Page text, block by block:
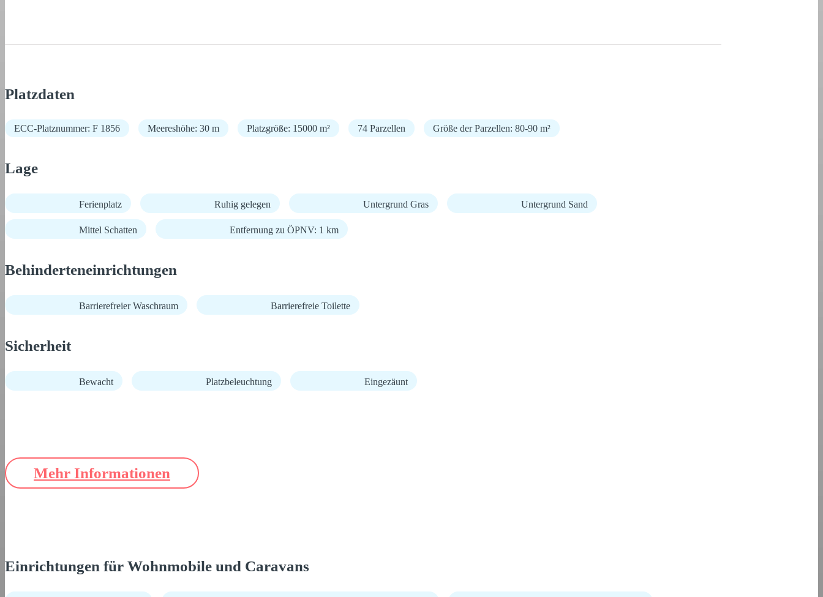
Platzdaten
ECC-Platznummer: F 1856 Meereshöhe: 30 m Platzgröße: 15000 m² 74 Parzellen Größe der Parzellen: 80-90 m²
Lage
Ferienplatz Ruhig gelegen Untergrund Gras Untergrund Sand
Mittel Schatten Entfernung zu ÖPNV: 1 km
Behinderteneinrichtungen
Barrierefreier Waschraum Barrierefreie Toilette
Sicherheit
Bewacht Platzbeleuchtung Eingezäunt
Mehr Informationen
Einrichtungen für Wohnmobile und Caravans